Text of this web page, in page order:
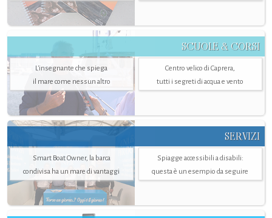
SCUOLE & CORSI
L'insegnante che spiega
il mare come nessun altro
Centro velico di Caprera,
tutti i segreti di acqua e vento
SERVIZI
Smart Boat Owner, la barca
condivisa ha un mare di vantaggi
Spiagge accessibili a disabili:
questa è un esempio da seguire